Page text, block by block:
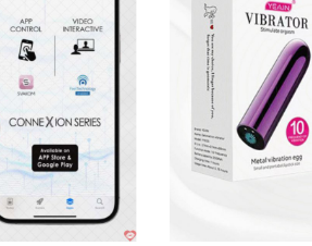
theo và sử dụng bất cứ đâu. Bên
chịu. Màu hồng nữ tính càng làm
qua điện thoại thông minh,